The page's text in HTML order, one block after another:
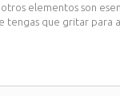
elementos son
tengas que gritar para